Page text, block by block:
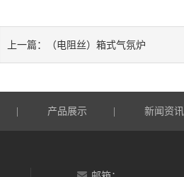
上一篇： （电阻丝）箱式气氛炉
产品展示 新闻资讯